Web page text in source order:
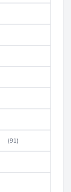
(91)